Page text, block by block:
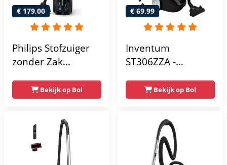
€ 179,00
Philips Stofzuiger
zonder Zak
Vloertypen - Sterke
Zuigkracht - Met
Allergiefilter - Lang
Snoer - Incl 4 Extra
Mondstukken -
Bekijk op Bol
€ 69,99
Inventum
ST306ZZA -
3 liter - HEPA 13 -
Snoerlengte 7
meter - Zwart
Bekijk op Bol